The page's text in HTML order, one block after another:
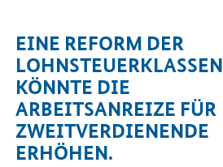
EINE REFORM DER
LOHNSTEUERKLASSEN
KÖNNTE DIE
ARBEITSANREIZE FÜR
ZWEITVERDIENENDE
ERHÖHEN.